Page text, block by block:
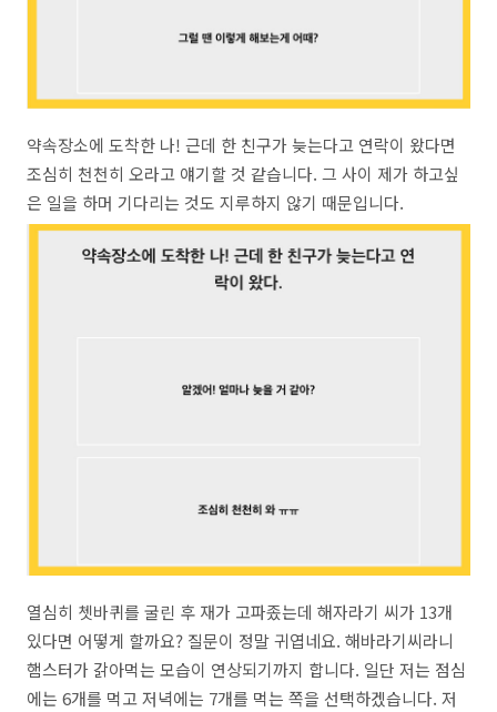
약속장소에 도착한 나! 근데 한 친구가 늦는다고 연락이 왔다면
조심히 천천히 오라고 얘기할 것 같습니다. 그 사이 제가 하고싶
은 일을 하머 기다리는 것도 지루하지 않기 때문입니다.
열심히 쳇바퀴를 굴린 후 재가 고파좄는데 해자라기 씨가 13개
있다면 어떻게 할까요? 질문이 정말 귀엽네요. 해바라기씨라니
햄스터가 갉아먹는 모습이 연상되기까지 합니다. 일단 저는 점심
에는 6개를 먹고 저녁에는 7개를 먹는 쪽을 선택하겠습니다. 저